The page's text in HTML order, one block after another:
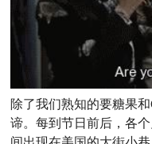
除了我们熟知的要糖果
谛。每到节日前后，各